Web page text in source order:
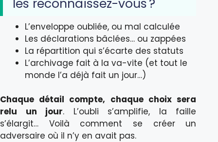
les reconnaissez-vous ?
L’enveloppe oubliée, ou mal calculée
Les déclarations bâclées… ou zappées
La répartition qui s’écarte des statuts
L’archivage fait à la va-vite (et tout le
monde l’a déjà fait un jour…)
Chaque détail compte, chaque choix sera
relu un jour. L’oubli s’amplifie, la faille
s’élargit… Voilà comment se créer un
adversaire où il n’y en avait pas.